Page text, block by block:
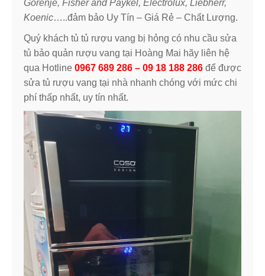
Gorenje, Fisher and Paykel, Electrolux, Liebherr,
Koenic…..đảm bảo Uy Tín – Giá Rẻ – Chất Lượng.
Quý khách tủ tủ rượu vang bị hỏng có nhu cầu sửa
tủ bảo quản rượu vang tại Hoàng Mai hãy liên hệ
qua Hotline 0967 689 286 – 09 18 188 286 để được
sửa tủ rượu vang tại nhà nhanh chóng với mức chi
phí thấp nhất, uy tín nhất.